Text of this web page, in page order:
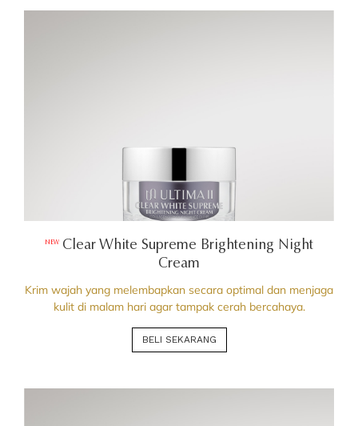
NEW
Clear White Supreme Brightening Night
Cream
Krim wajah yang melembapkan secara optimal dan menjaga
kulit di malam hari agar tampak cerah bercahaya.
BELI SEKARANG